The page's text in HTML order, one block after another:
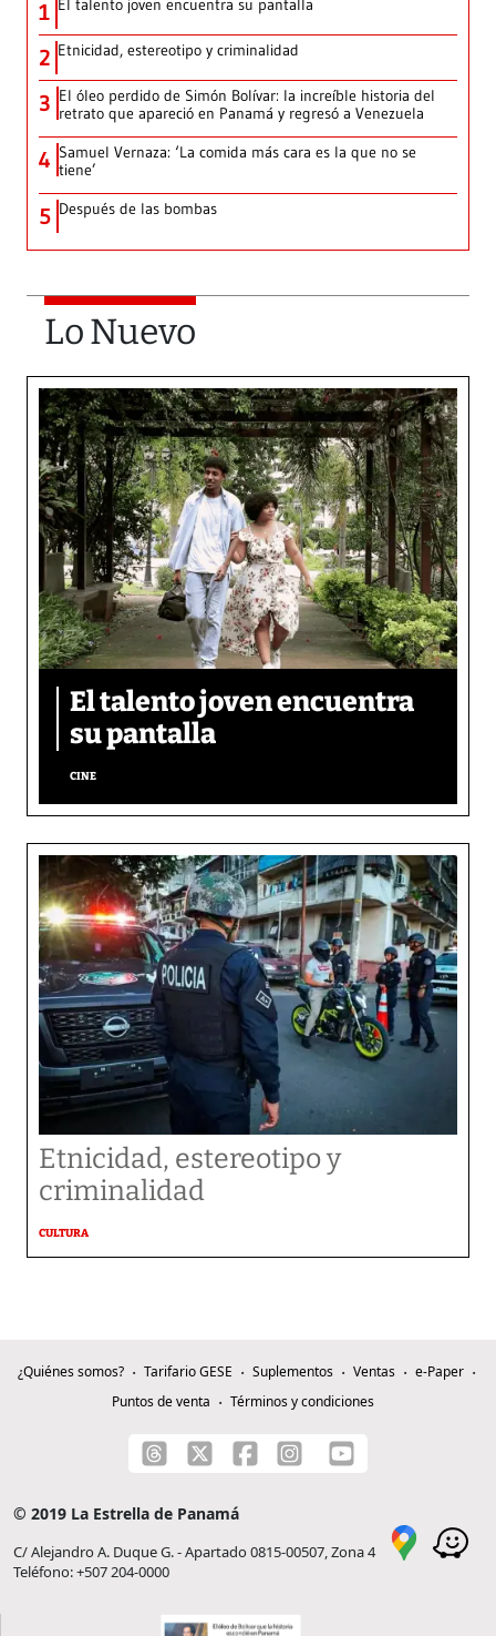
1 El talento joven encuentra su pantalla​
2 Etnicidad, estereotipo y criminalidad
3 El óleo perdido de Simón Bolívar: la increíble historia del
retrato que apareció en Panamá y regresó a Venezuela
4 Samuel Vernaza: ‘La comida más cara es la que no se
tiene’
5 Después de las bombas
Lo Nuevo
El talento joven encuentra
su pantalla​
CINE
Etnicidad, estereotipo y
criminalidad
CULTURA
¿Quiénes somos? Tarifario GESE Suplementos Ventas
e-Paper
Puntos de venta
Términos y condiciones
© 2019 La Estrella de Panamá
C/ Alejandro A. Duque G. - Apartado 0815-00507, Zona 4
Teléfono: +507 204-0000